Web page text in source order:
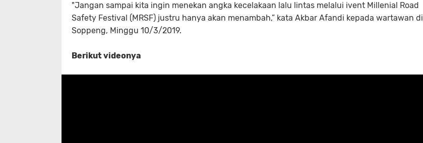
"Jangan sampai kita ingin menekan angka kecelakaan lalu lintas melalui ivent Millenial Road
Safety Festival (MRSF) justru hanya akan menambah,” kata Akbar Afandi kepada wartawan di
Soppeng, Minggu 10/3/2019.
Berikut videonya